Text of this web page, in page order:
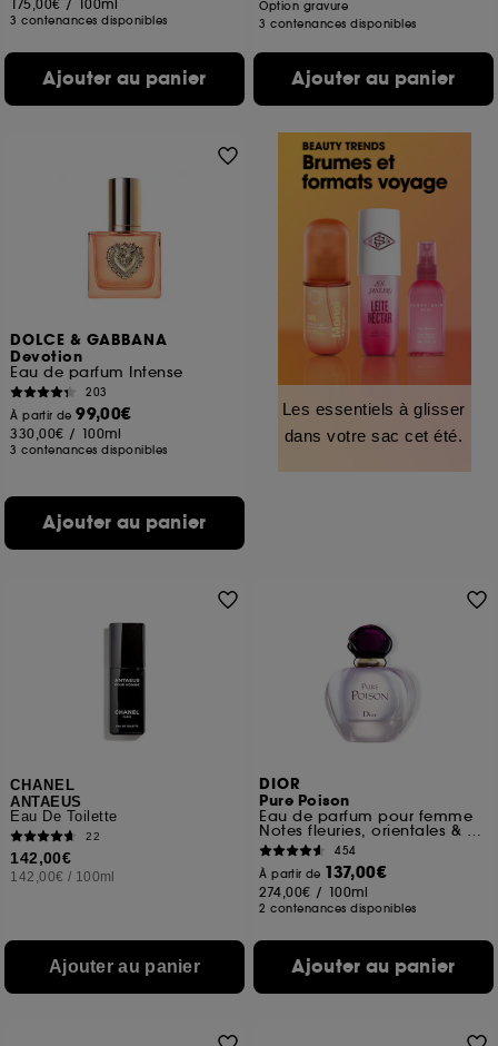
175,00€ / 100ml
3 contenances disponibles
Ajouter au panier
Option gravure
3 contenances disponibles
Ajouter au panier
DOLCE & GABBANA
Devotion
Eau de parfum Intense
203
À partir de99,00€
330,00€ / 100ml
3 contenances disponibles
Ajouter au panier
Les essentiels à glisser
dans votre sac cet été.
CHANEL
ANTAEUS
Eau De Toilette
22
142,00€
142,00€ / 100ml
Ajouter au panier
DIOR
Pure Poison
Eau de parfum pour femme
Notes fleuries, orientales & ambrées
454
À partir de 137,00€
274,00€ / 100ml
2 contenances disponibles
Ajouter au panier